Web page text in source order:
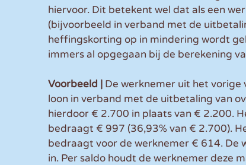
hiervoor. Dit betekent wel dat als een
(bijvoorbeeld in verband met de
heffingskorting op in mindering wordt
immers al opgegaan bij de berekening
Voorbeeld |
De werknemer uit het
loon in verband met de uitbetaling van
hierdoor € 2.700 in plaats van € 2.200.
bedraagt € 997 (36,93% van € 2.700).
bedraagt voor de werknemer € 614.
in. Per saldo houdt de werknemer deze